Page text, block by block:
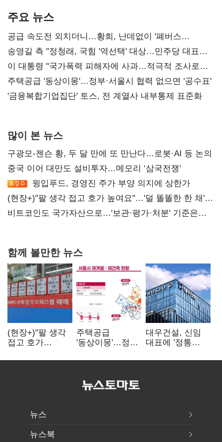
주요 뉴스
공급 속도전 외치더니…황희, 난데없이 '폐버스
리모델링' 제안
송영길 측 "정청래, 국힘 '역선택' 대상…민주당 대표로
총선 지휘 못해"
이 대통령 "국가폭력 피해자에 사과…적극적 조사로
진실 밝혀야"
주택공급 '동상이몽'…정부·서울시 협력 없으면 '공수표'
'금융복합기업집단' 토스, 전 계열사 내부통제 표준화
많이 본 뉴스
구광모-젠슨 황, 두 달 만에 또 만난다…로봇·AI 등 논의
중국 이어 대만도 설비투자…메모리 ‘삼국전쟁’
윙입푸드, 경영진 주가 부양 의지에 상한가
(현장+)"팔 생각 접고 호가 높여요"…'덜 똘똘한 한 채'
20억 키맞추기
비트코인도 국가자산으로…'보관·평가·처분' 기준은
함께 볼만한 뉴스
(현장+)"팔 생각
접고 호가
똘똘한 한 채'
주택공급
'동상이몽'…정부
없으면 '공수표'
대우건설, 신임
대표에 '정통
부사장 내정
뉴스
뉴스북